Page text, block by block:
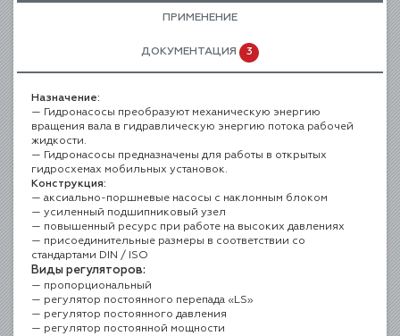
ПРИМЕНЕНИЕ
ДОКУМЕНТАЦИЯ 3
Назначение:
Гидронасосы преобразуют механическую энергию
вращения вала в гидравлическую энергию потока рабочей
жидкости.
Гидронасосы предназначены для работы в открытых
гидросхемах мобильных установок.
Конструкция:
аксиально-поршневые насосы с наклонным блоком
усиленный подшипниковый узел
повышенный ресурс при работе на высоких давлениях
присоединительные размеры в соответствии со
стандартами DIN / ISO
Виды регуляторов:
пропорциональный
регулятор постоянного перепада «LS»
регулятор постоянного давления
регулятор постоянной мощности